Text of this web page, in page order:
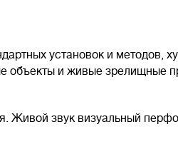
установок и методов,
объекты и живые зрелищные
Живой звук визуальный